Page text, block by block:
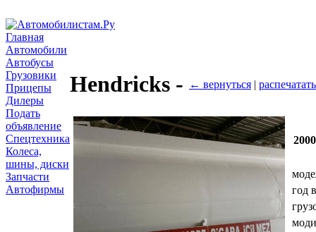
Главная
Автомобили
Автобусы
Грузовики
Прицепы
Дилеры
Подать
объявление
Спецтехника
Колеса,
шины, диски
Запчасти
Автофирмы
Hendricks - ← вернуться | распечатать
год